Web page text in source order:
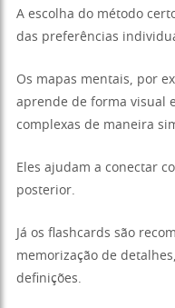
A escolha do método
das preferências
Os mapas mentais, por
aprende de forma visual
complexas de maneira
Eles ajudam a conectar
posterior.
Já os flashcards são
memorização de
definições.